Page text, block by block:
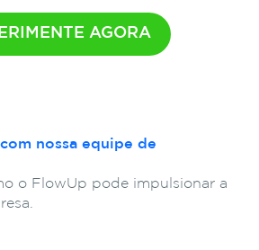
AGORA
nossa equipe de
o FlowUp pode impulsionar a